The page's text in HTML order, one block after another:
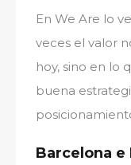
En We Are lo
veces el valor
hoy, sino en lo
buena
Barcelona